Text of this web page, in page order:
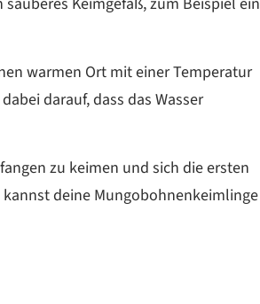
warmen Ort mit einer Temperatur
darauf, dass das Wasser
zu keimen und sich die ersten
kannst deine Mungobohnenkeimlinge